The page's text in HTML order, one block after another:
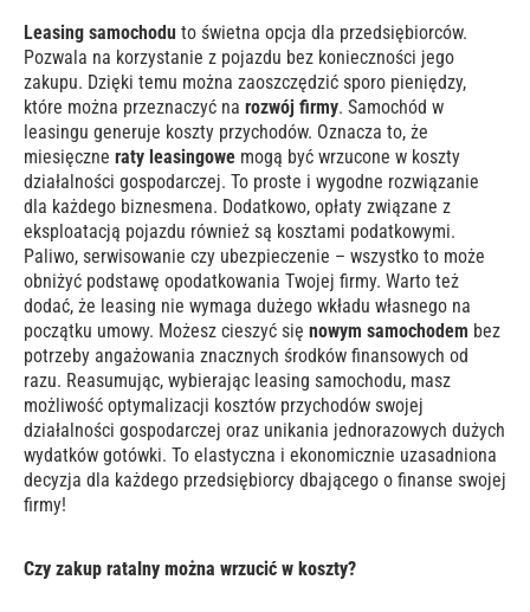
Leasing samochodu to świetna opcja dla przedsiębiorców.
Pozwala na korzystanie z pojazdu bez konieczności jego
zakupu. Dzięki temu można zaoszczędzić sporo pieniędzy,
które można przeznaczyć na rozwój firmy. Samochód w
leasingu generuje koszty przychodów. Oznacza to, że
miesięczne raty leasingowe mogą być wrzucone w koszty
działalności gospodarczej. To proste i wygodne rozwiązanie
dla każdego biznesmena. Dodatkowo, opłaty związane z
eksploatacją pojazdu również są kosztami podatkowymi.
Paliwo, serwisowanie czy ubezpieczenie – wszystko to może
obniżyć podstawę opodatkowania Twojej firmy. Warto też
dodać, że leasing nie wymaga dużego wkładu własnego na
początku umowy. Możesz cieszyć się nowym samochodem bez
potrzeby angażowania znacznych środków finansowych od
razu. Reasumując, wybierając leasing samochodu, masz
możliwość optymalizacji kosztów przychodów swojej
działalności gospodarczej oraz unikania jednorazowych dużych
wydatków gotówki. To elastyczna i ekonomicznie uzasadniona
decyzja dla każdego przedsiębiorcy dbającego o finanse swojej
firmy!
Czy zakup ratalny można wrzucić w koszty?